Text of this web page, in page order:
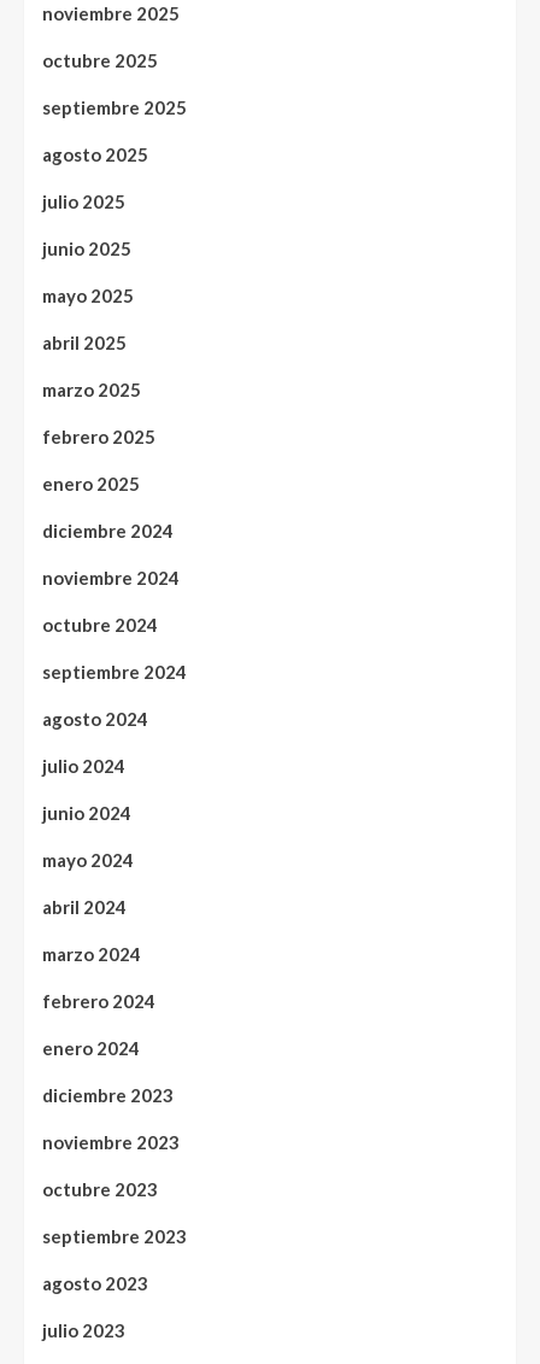
noviembre 2025
octubre 2025
septiembre 2025
agosto 2025
julio 2025
junio 2025
mayo 2025
abril 2025
marzo 2025
febrero 2025
enero 2025
diciembre 2024
noviembre 2024
octubre 2024
septiembre 2024
agosto 2024
julio 2024
junio 2024
mayo 2024
abril 2024
marzo 2024
febrero 2024
enero 2024
diciembre 2023
noviembre 2023
octubre 2023
septiembre 2023
agosto 2023
julio 2023